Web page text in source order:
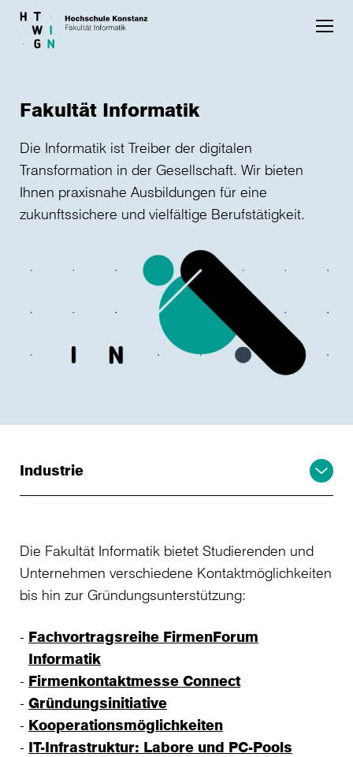
Skip to main content
Fakultät Informatik
Die Informatik ist Treiber der digitalen
Transformation in der Gesellschaft. Wir bieten
Ihnen praxisnahe Ausbildungen für eine
zukunftssichere und vielfältige Berufstätigkeit.
Industrie
Die Fakultät Informatik bietet Studierenden und
Unternehmen verschiedene Kontaktmöglichkeiten
bis hin zur Gründungsunterstützung:
Fachvortragsreihe FirmenForum
Informatik
Firmenkontaktmesse Connect
Gründungsinitiative
Kooperationsmöglichkeiten
IT-Infrastruktur: Labore und PC-Pools